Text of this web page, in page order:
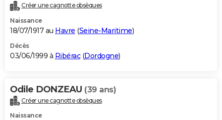
Créer une cagnotte obsèques
Naissance
18/07/1917 au Havre (Seine-Maritime)
Décès
03/06/1999 à Ribérac(Dordogne)
Odile DONZEAU (39 ans)
Créer une cagnotte obsèques
Naissance